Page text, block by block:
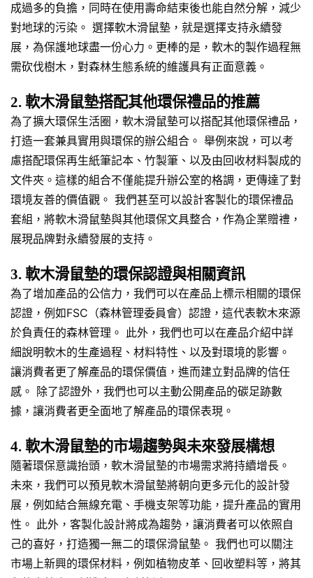
成過多的負擔，同時在使用壽命結束後也能自然分解，減少
對地球的污染。 選擇軟木滑鼠墊，就是選擇支持永續發
展，為保護地球盡一份心力。更棒的是，軟木的製作過程無
需砍伐樹木，對森林生態系統的維護具有正面意義。
2. 軟木滑鼠墊搭配其他環保禮品的推薦
為了擴大環保生活圈，軟木滑鼠墊可以搭配其他環保禮品，
打造一套兼具實用與環保的辦公組合。 舉例來說，可以考
慮搭配環保再生紙筆記本、竹製筆、以及由回收材料製成的
文件夾。這樣的組合不僅能提升辦公室的格調，更傳達了對
環境友善的價值觀。 我們甚至可以設計客製化的環保禮品
套組，將軟木滑鼠墊與其他環保文具整合，作為企業贈禮，
展現品牌對永續發展的支持。
3. 軟木滑鼠墊的環保認證與相關資訊
為了增加產品的公信力，我們可以在產品上標示相關的環保
認證，例如FSC（森林管理委員會）認證，這代表軟木來源
於負責任的森林管理。 此外，我們也可以在產品介紹中詳
細說明軟木的生產過程、材料特性、以及對環境的影響。
讓消費者更了解產品的環保價值，進而建立對品牌的信任
感。 除了認證外，我們也可以主動公開產品的碳足跡數
據，讓消費者更全面地了解產品的環保表現。
4. 軟木滑鼠墊的市場趨勢與未來發展構想
隨著環保意識抬頭，軟木滑鼠墊的市場需求將持續增長。
未來，我們可以預見軟木滑鼠墊將朝向更多元化的設計發
展，例如結合無線充電、手機支架等功能，提升產品的實用
性。 此外，客製化設計將成為趨勢，讓消費者可以依照自
己的喜好，打造獨一無二的環保滑鼠墊。 我們也可以關注
市場上新興的環保材料，例如植物皮革、回收塑料等，將其